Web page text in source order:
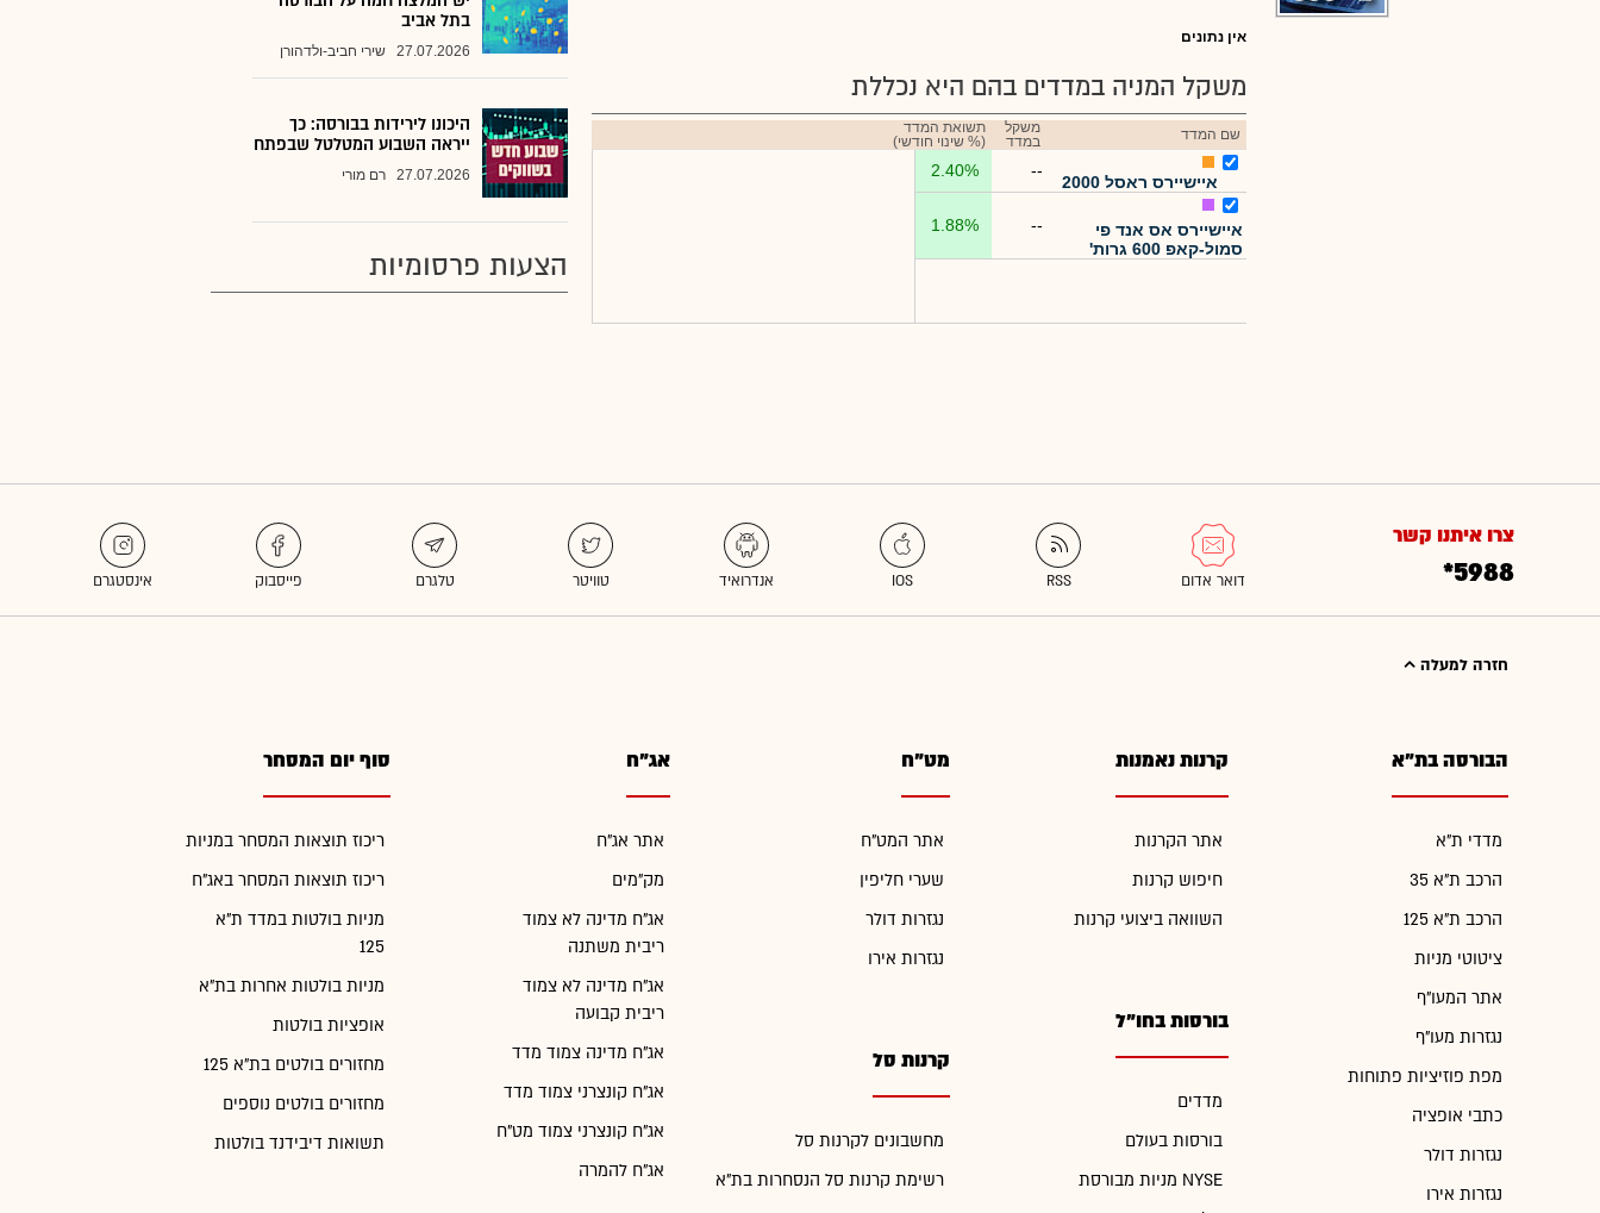
אין נתונים
משקל המניה במדדים בהם היא נכללת
שם המדד
משקל
במדד
תשואת המדד
(% שינוי חודשי)
איישיירס ראסל 2000
--
2.40%
איישיירס אס אנד פי
סמול-קאפ 600 גרות'
--
1.88%
בתל אביב
27.07.2026 שירי חביב-ולדהורן
היכונו לירידות בבורסה: כך
ייראה השבוע המטלטל שבפתח
27.07.2026 רם מורי
הצעות פרסומיות
צרו איתנו קשר
*5988
חזרה למעלה
הבורסה בת"א
מדדי ת"א
הרכב ת"א 35
הרכב ת"א 125
ציטוטי מניות
אתר המעו"ף
נגזרות מעו"ף
מפת פוזיציות פתוחות
כתבי אופציה
נגזרות דולר
נגזרות אירו
קרנות נאמנות
אתר הקרנות
חיפוש קרנות
השוואה ביצועי קרנות
בורסות בחו"ל
מדדים
בורסות בעולם
מניות מבורסת NYSE
מט"ח
אתר המט"ח
שערי חליפין
נגזרות דולר
נגזרות אירו
קרנות סל
מחשבונים לקרנות סל
רשימת קרנות סל הנסחרות בת"א
אג"ח
אתר אג"ח
מק"מים
אג"ח מדינה לא צמוד
ריבית משתנה
אג"ח מדינה לא צמוד
ריבית קבועה
אג"ח מדינה צמוד מדד
אג"ח קונצרני צמוד מדד
אג"ח קונצרני צמוד מט"ח
אג"ח להמרה
סוף יום המסחר
ריכוז תוצאות המסחר במניות
ריכוז תוצאות המסחר באג"ח
מניות בולטות במדד ת"א
125
מניות בולטות אחרות בת"א
אופציות בולטות
מחזורים בולטים בת"א 125
מחזורים בולטים נוספים
תשואות דיבידנד בולטות